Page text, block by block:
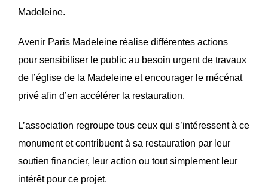
Madeleine.
Avenir Paris Madeleine réalise différentes actions
pour sensibiliser le public au besoin urgent de travaux
de l’église de la Madeleine et encourager le mécénat
privé afin d’en accélérer la restauration.
L’association regroupe tous ceux qui s’intéressent à ce
monument et contribuent à sa restauration par leur
soutien financier, leur action ou tout simplement leur
intérêt pour ce projet.